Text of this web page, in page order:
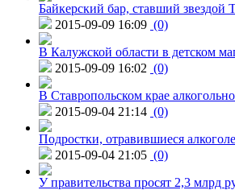
Байкерский бар, ставший звездой
2015-09-09 16:09 (0)
В Калужской области в детском
2015-09-09 16:02 (0)
В Ставропольском крае
2015-09-04 21:14 (0)
Подростки, отравившиеся
2015-09-04 21:05 (0)
У правительства просят 2,3 млрд